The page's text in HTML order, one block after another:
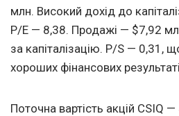
млн. Високий дохід до
P/E — 8,38. Продажі — $7,92
за капіталізацію. P/S — 0,31,
хороших фінансових
Поточна вартість акцій CSIQ